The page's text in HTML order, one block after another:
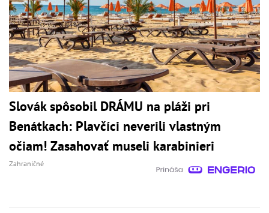
Slovák spôsobil DRÁMU na pláži pri
Benátkach: Plavčíci neverili vlastným
očiam! Zasahovať museli karabinieri
Zahraničné